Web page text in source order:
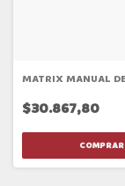
MATRIX MANUAL
$30.867,80